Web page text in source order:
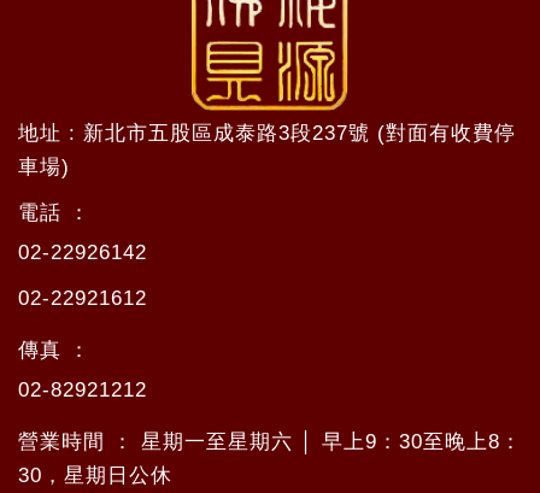
地址 : 新北市五股區成泰路3段237號 (對面有收費停
車場)
電話 ：
02-22926142
02-22921612
傳真 ：
02-82921212
營業時間 ： 星期一至星期六 │ 早上9：30至晚上8：
30，星期日公休